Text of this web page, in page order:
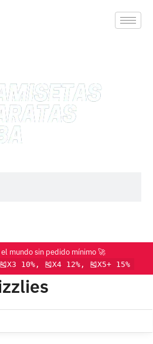
el mundo sin pedido mínimo 🚀
10%, 🎽X4 12%, 🎽X5+ 15%